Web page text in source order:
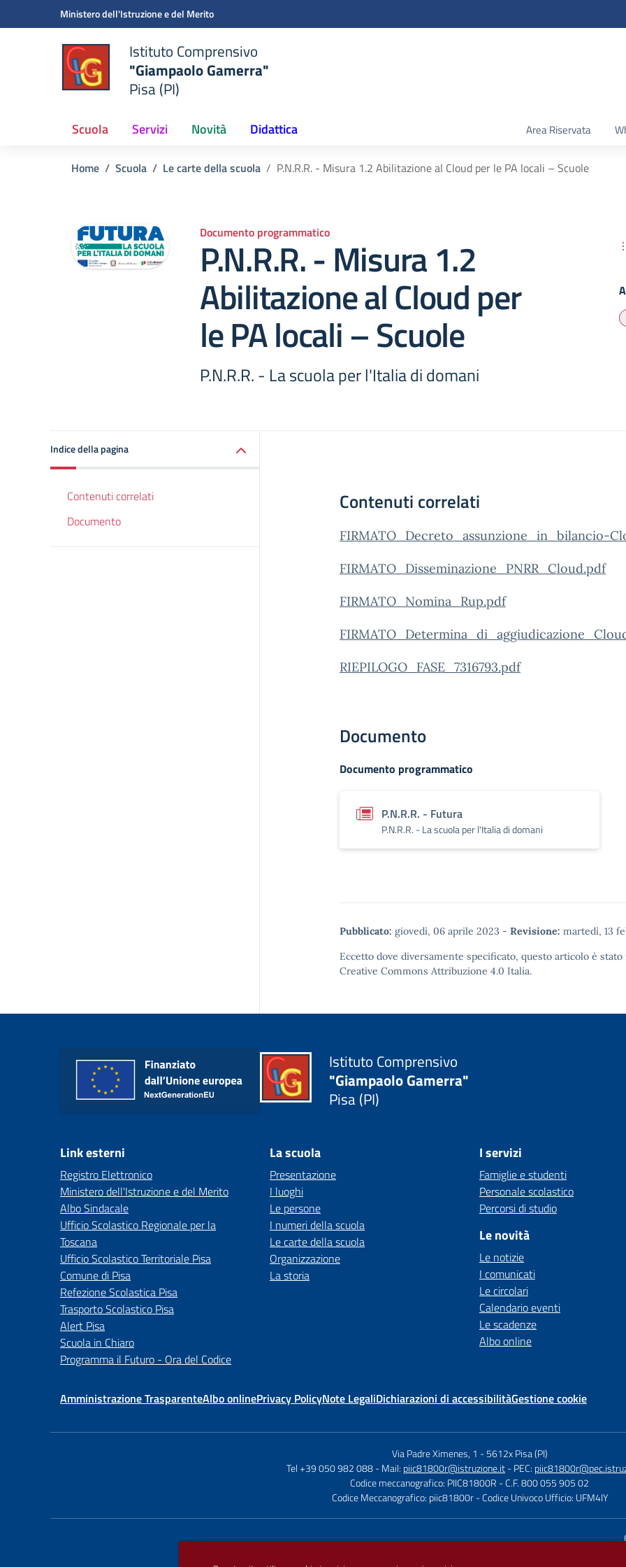
Vai ai contenuti
Vai al menu di navigazioneMinistero dell'Istruzione e del Merito
Istituto Comprensivo
"Giampaolo Gamerra"
Pisa (PI)
Scuola Servizi Novità Didattica Area Riservata
Home Scuola Le carte della scuola P.N.R.R. - Misura 1.2 Abilitazione al Cloud per le PA locali – Scuole
Documento programmatico
P.N.R.R. - Misura 1.2
Abilitazione al Cloud per
le PA locali – Scuole
P.N.R.R. - La scuola per l'Italia di domani
Indice della pagina
Contenuti correlati
Documento
Contenuti correlati
FIRMATO_Decreto_assunzione_in_bilancio-
FIRMATO_Disseminazione_PNRR_Cloud.pdf
FIRMATO_Nomina_Rup.pdf
RIEPILOGO_FASE_7316793.pdf
Documento
Documento programmatico
P.N.R.R. - Futura
P.N.R.R. - La scuola per l'Italia di domani
Pubblicato: giovedì, 06 aprile 2023 - Revisione: martedì, 13
Eccetto dove diversamente specificato, questo articolo è
Creative Commons Attribuzione 4.0 Italia.
Istituto Comprensivo
"Giampaolo Gamerra"
Pisa (PI)
Link esterni
Registro Elettronico
Ministero dell'Istruzione e del Merito
Albo Sindacale
Ufficio Scolastico Regionale per la
Toscana
Ufficio Scolastico Territoriale Pisa
Comune di Pisa
Refezione Scolastica Pisa
Trasporto Scolastico Pisa
Alert Pisa
Scuola in Chiaro
Programma il Futuro - Ora del Codice
La scuola
Presentazione
I luoghi
Le persone
I numeri della scuola
Le carte della scuola
Organizzazione
La storia
I servizi
Famiglie e studenti
Personale scolastico
Percorsi di studio
Le novità
Le notizie
I comunicati
Le circolari
Calendario eventi
Le scadenze
Albo online
Amministrazione TrasparenteAlbo onlinePrivacy PolicyNote LegaliDichiarazioni di accessibilitàGestione cookie
Via Padre Ximenes, 1 -5612x Pisa (PI)
Tel +39 050 982 088- Mail: piic81800r@istruzione.it- PEC:
Codice meccanografico: PIIC81800R - C.F. 800 055 905 02
Codice Meccanografico: piic81800r - Codice Univoco Ufficio: UFM4IY